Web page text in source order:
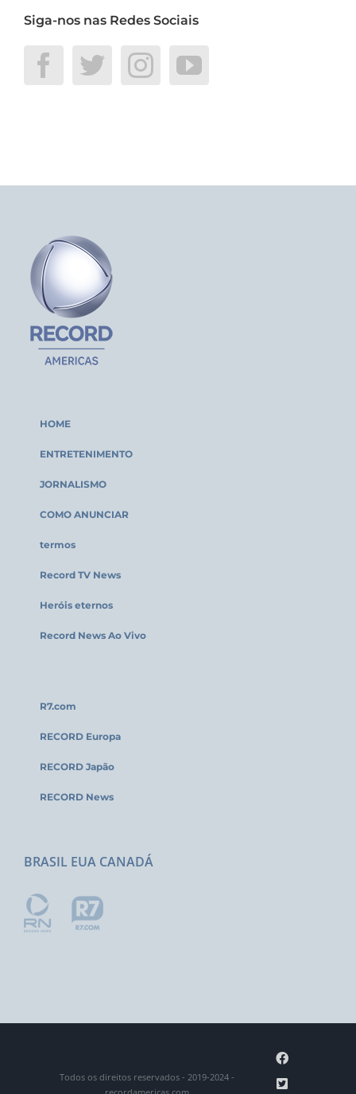
Siga-nos nas Redes Sociais
HOME
ENTRETENIMENTO
JORNALISMO
COMO ANUNCIAR
termos
Record TV News
Heróis eternos
Record News Ao Vivo
R7.com
RECORD Europa
RECORD Japão
RECORD News
BRASIL EUA CANADÁ
Todos os direitos reservados - 2019-2024 -
Facebook
Twitter